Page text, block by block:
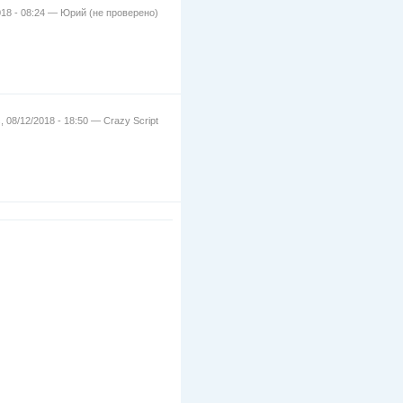
- 08:24 — Юрий (не проверено)
08/12/2018 - 18:50 — Crazy Script